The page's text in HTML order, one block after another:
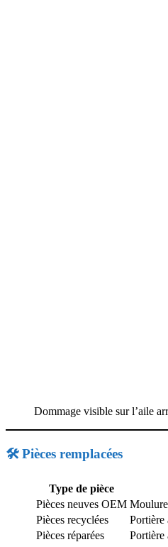
Dommage visible sur l’aile
🛠 Pièces remplacées
Type de pièce
Pièces neuves OEM
Pièces recyclées
Portière
Pièces réparées
Portière